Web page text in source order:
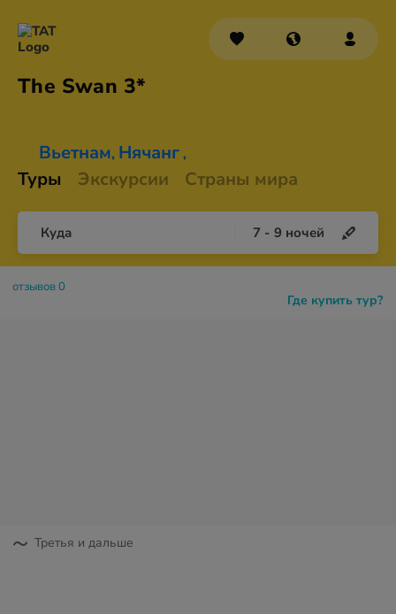
The Swan 3*
Вьетнам, Нячанг ,
Туры Экскурсии Страны мира
Куда 7 - 9 ночей
Где купить тур?
отзывов 0
Третья и дальше